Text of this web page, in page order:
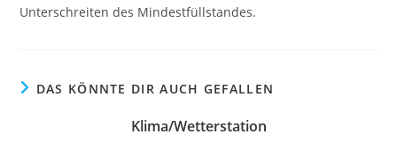
Unterschreiten des Mindestfüllstandes.
DAS KÖNNTE DIR AUCH GEFALLEN
Klima/Wetterstation